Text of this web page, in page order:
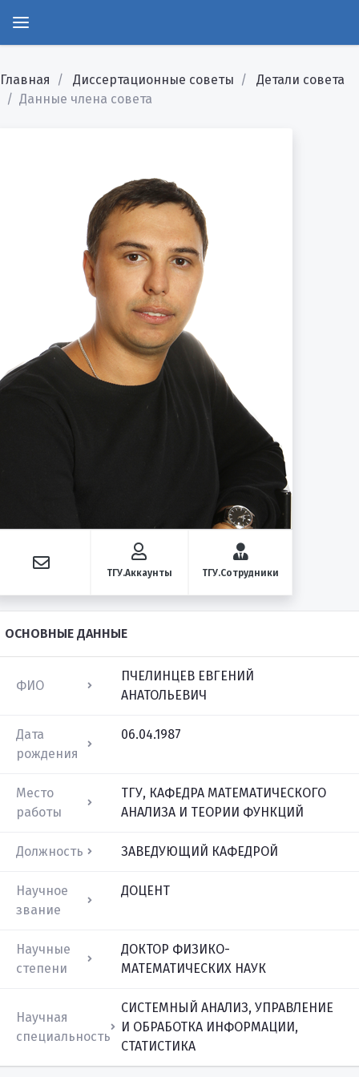
Главная Диссертационные советы
Детали совета
Данные члена совета
ТГУ.Аккаунты ТГУ.Сотрудники
ОСНОВНЫЕ ДАННЫЕ
ФИО
ПЧЕЛИНЦЕВ ЕВГЕНИЙ
АНАТОЛЬЕВИЧ
Дата
рождения
06.04.1987
Место
работы
ТГУ, КАФЕДРА МАТЕМАТИЧЕСКОГО
АНАЛИЗА И ТЕОРИИ ФУНКЦИЙ
Должность ЗАВЕДУЮЩИЙ КАФЕДРОЙ
Научное
звание
ДОЦЕНТ
Научные
степени
ДОКТОР ФИЗИКО-
МАТЕМАТИЧЕСКИХ НАУК
Научная
специальность
СИСТЕМНЫЙ АНАЛИЗ, УПРАВЛЕНИЕ
И ОБРАБОТКА ИНФОРМАЦИИ,
СТАТИСТИКА